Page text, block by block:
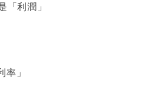
「利潤」
率」